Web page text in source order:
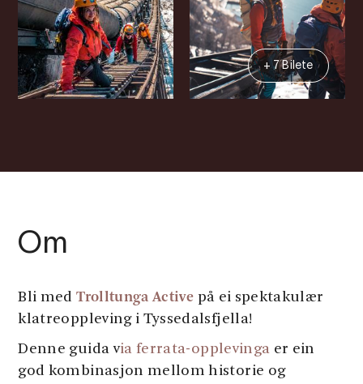
+ 7 Bilete
Om
Bli medTrolltunga Active på ei spektakulær
klatreoppleving i Tyssedalsfjella!
Denne guida via ferrata-opplevinga er ein
god kombinasjon mellom historie og